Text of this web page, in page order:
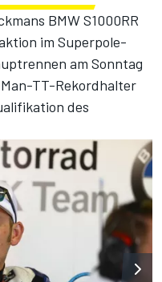
BMW S1000RR
im Superpole-
am Sonntag
TT-Rekordhalter
des